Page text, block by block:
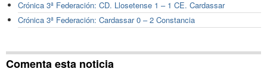
Crónica 3ª Federación: CD. Llosetense 1 – 1 CE. Cardassar
Crónica 3ª Federación: Cardassar 0 – 2 Constancia
Comenta esta noticia